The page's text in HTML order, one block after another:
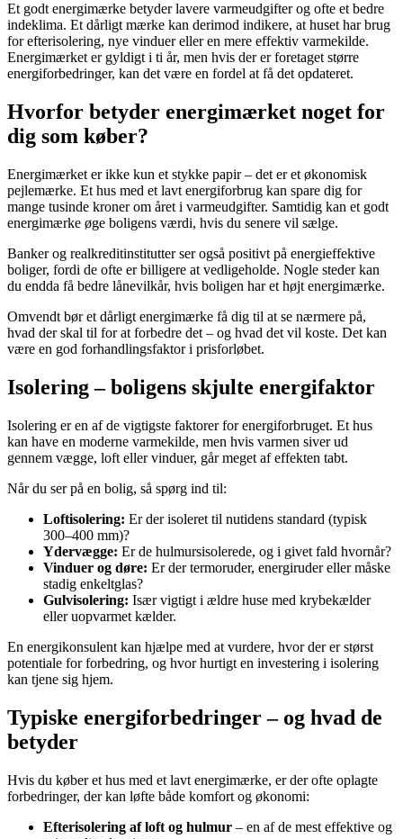
Et godt energimærke betyder lavere varmeudgifter og ofte et bedre
indeklima. Et dårligt mærke kan derimod indikere, at huset har brug
for efterisolering, nye vinduer eller en mere effektiv varmekilde.
Energimærket er gyldigt i ti år, men hvis der er foretaget større
energiforbedringer, kan det være en fordel at få det opdateret.
Hvorfor betyder energimærket noget for
dig som køber?
Energimærket er ikke kun et stykke papir – det er et økonomisk
pejlemærke. Et hus med et lavt energiforbrug kan spare dig for
mange tusinde kroner om året i varmeudgifter. Samtidig kan et godt
energimærke øge boligens værdi, hvis du senere vil sælge.
Banker og realkreditinstitutter ser også positivt på energieffektive
boliger, fordi de ofte er billigere at vedligeholde. Nogle steder kan
du endda få bedre lånevilkår, hvis boligen har et højt energimærke.
Omvendt bør et dårligt energimærke få dig til at se nærmere på,
hvad der skal til for at forbedre det – og hvad det vil koste. Det kan
være en god forhandlingsfaktor i prisforløbet.
Isolering – boligens skjulte energifaktor
Isolering er en af de vigtigste faktorer for energiforbruget. Et hus
kan have en moderne varmekilde, men hvis varmen siver ud
gennem vægge, loft eller vinduer, går meget af effekten tabt.
Når du ser på en bolig, så spørg ind til:
Loftisolering: Er der isoleret til nutidens standard (typisk
300–400 mm)?
Ydervægge: Er de hulmursisolerede, og i givet fald hvornår?
Vinduer og døre: Er der termoruder, energiruder eller måske
stadig enkeltglas?
Gulvisolering: Især vigtigt i ældre huse med krybekælder
eller uopvarmet kælder.
En energikonsulent kan hjælpe med at vurdere, hvor der er størst
potentiale for forbedring, og hvor hurtigt en investering i isolering
kan tjene sig hjem.
Typiske energiforbedringer – og hvad de
betyder
Hvis du køber et hus med et lavt energimærke, er der ofte oplagte
forbedringer, der kan løfte både komfort og økonomi:
Efterisolering af loft og hulmur – en af de mest effektive og